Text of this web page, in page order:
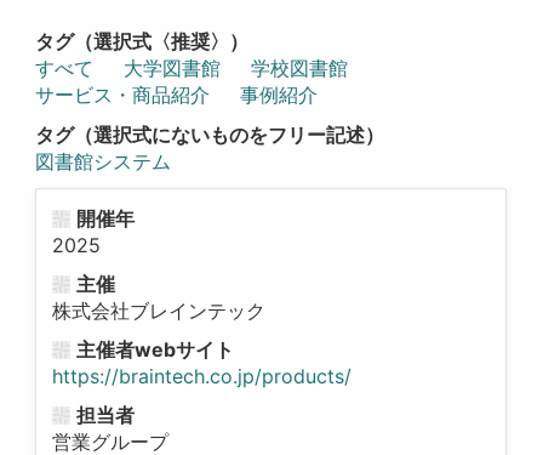
タグ（選択式〈推奨〉）
すべて
大学図書館
学校図書館
サービス・商品紹介
事例紹介
タグ（選択式にないものをフリー記述）
図書館システム
開催年
2025
主催
株式会社ブレインテック
主催者webサイト
https://braintech.co.jp/products/
担当者
営業グループ